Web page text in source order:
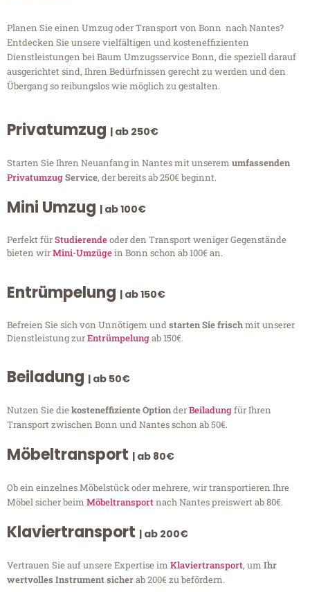
Planen Sie einen Umzug oder Transport von Bonn nach Nantes?
Entdecken Sie unsere vielfältigen und kosteneffizienten
Dienstleistungen bei Baum Umzugsservice Bonn, die speziell darauf
ausgerichtet sind, Ihren Bedürfnissen gerecht zu werden und den
Übergang so reibungslos wie möglich zu gestalten.
Privatumzug | ab 250€
Starten Sie Ihren Neuanfang in Nantes mit unserem umfassenden
PrivatumzugService, der bereits ab 250€ beginnt.
Mini Umzug | ab 100€
Perfekt fürStudierendeoder den Transport weniger Gegenstände
bieten wirMini-Umzügein Bonn schon ab 100€ an.
Entrümpelung | ab 150€
Befreien Sie sich von Unnötigem undstarten Sie frischmit unserer
Dienstleistung zurEntrümpelungab 150€.
Beiladung | ab 50€
Nutzen Sie diekosteneffiziente OptionderBeiladungfür Ihren
Transport zwischen Bonn und Nantes schon ab 50€.
Möbeltransport | ab 80€
Ob ein einzelnes Möbelstück oder mehrere, wir transportieren Ihre
Möbel sicher beim Möbeltransportnach Nantes preiswert ab 80€.
Klaviertransport | ab 200€
Vertrauen Sie auf unsere Expertise im Klaviertransport, um Ihr
wertvolles Instrument sicherab 200€ zu befördern.